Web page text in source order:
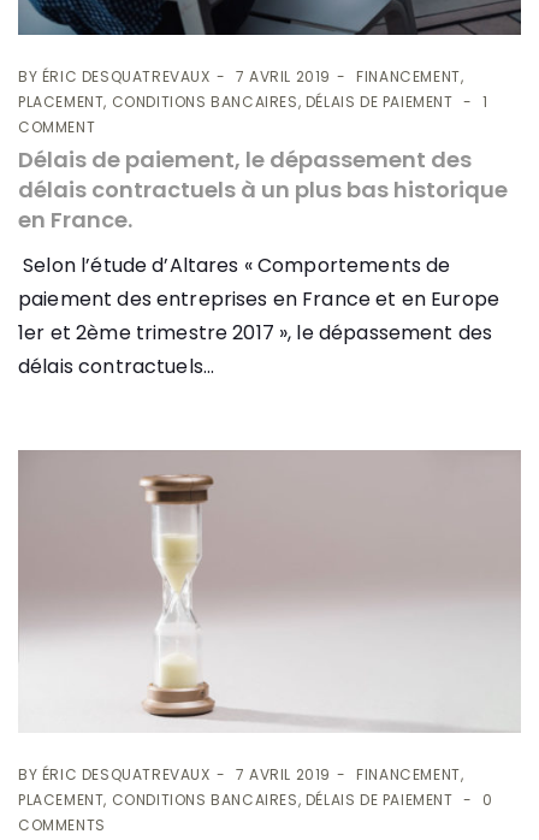
BY ÉRIC DESQUATREVAUX 7 AVRIL 2019
FINANCEMENT,
PLACEMENT, CONDITIONS BANCAIRES, DÉLAIS DE PAIEMENT
1
COMMENT
Délais de paiement, le dépassement des
délais contractuels à un plus bas historique
en France.
Selon l’étude d’Altares « Comportements de
paiement des entreprises en France et en Europe
1er et 2ème trimestre 2017 », le dépassement des
délais contractuels...
BY ÉRIC DESQUATREVAUX 7 AVRIL 2019
FINANCEMENT,
PLACEMENT, CONDITIONS BANCAIRES, DÉLAIS DE PAIEMENT
0
COMMENTS